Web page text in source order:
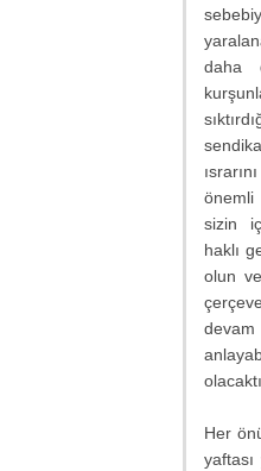
daha
önemli
sizin
haklı
olun
devam
Her
yaftası